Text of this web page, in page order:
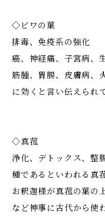
◇ビワの葉
排毒、免疫系の強化
癌、神経痛、子宮病、
筋腫、胃腸、皮膚病、
に効くと言い伝えられ
◇真菰
浄化、デトックス、整
種であるといわれる真
お釈迦様が真菰の葉の
など神事に古代から使